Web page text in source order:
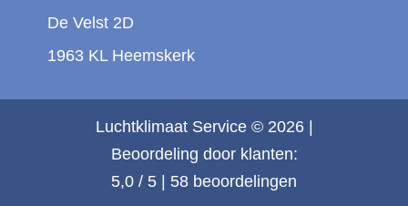
De Velst 2D
1963 KL Heemskerk
Luchtklimaat Service© 2026 |
Beoordeling door klanten:
5,0 / 5 | 58 beoordelingen